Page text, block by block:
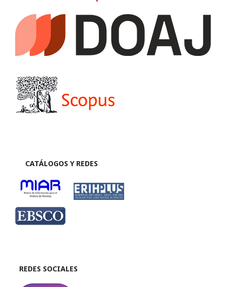
CATÁLOGOS Y REDES
REDES SOCIALES